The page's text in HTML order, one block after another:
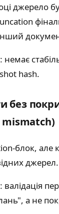
джерело
hash.
без
mismatch)
блок,
джерел.
а не